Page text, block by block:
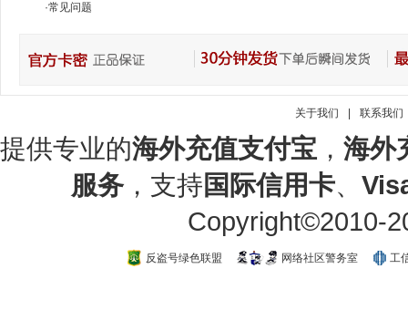
·常见问题
关于我们 联系我们
提供专业的海外充值支付宝 ， 海外
服务，支持国际信用卡、
Copyright©2010-
反盗号绿色联盟 网络社区警务室 工